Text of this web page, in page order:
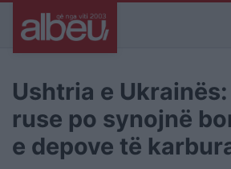
Ushtria e
ruse po synojnë
e depove të